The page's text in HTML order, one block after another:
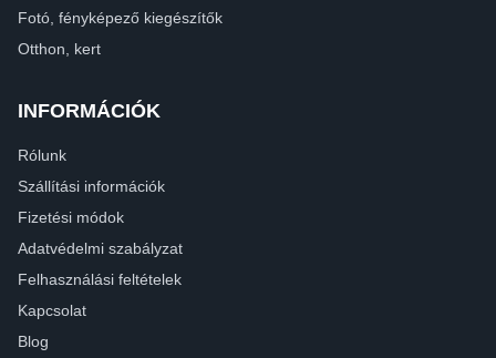
Fotó, fényképező kiegészítők
Otthon, kert
INFORMÁCIÓK
Rólunk
Szállítási információk
Fizetési módok
Adatvédelmi szabályzat
Felhasználási feltételek
Kapcsolat
Blog